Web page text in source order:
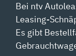
Bei ntv
Leasing-
Es gibt